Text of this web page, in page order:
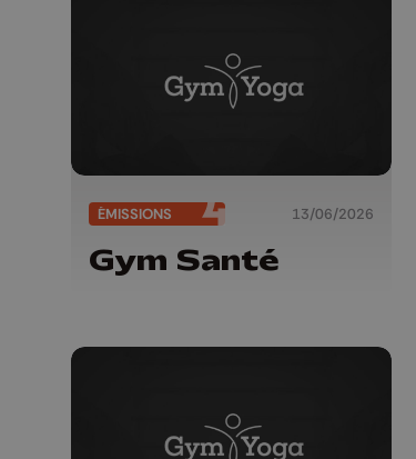
ÉMISSIONS 13/06/2026
Gym Santé